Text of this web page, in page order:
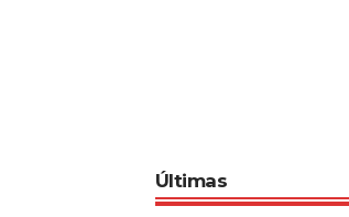
Últimas